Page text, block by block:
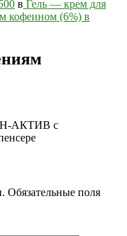
в Гель — крем для
(6%) в
Обязательные поля